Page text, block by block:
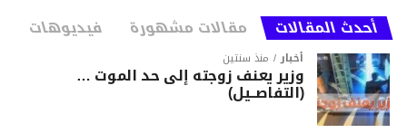
أحدث المقالات مقالات مشهورة فيديوهات
أخبار منذ سنتين
وزير يعنف زوجته إلى حد الموت …
(التفاصــيل)